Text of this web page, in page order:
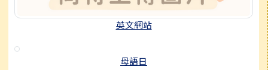
英文網站
母語日